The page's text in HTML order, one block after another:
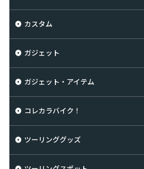
カスタム
ガジェット
ガジェット・アイテム
コレカラバイク！
ツーリンググッズ